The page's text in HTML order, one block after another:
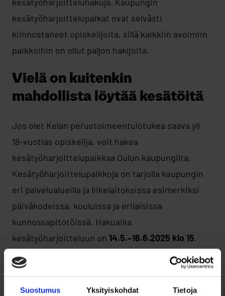
Suostumus Yksityiskohdat Tietoja
kesätyöharjoittelupaikat ovat selvästi
kiinnostaneet opiskelijoita, sillä kaikkiin avoimiin
paikkoihin on ollut paljon hakijoita.
Vielä on kuitenkin
mahdollista löytää kesätöitä
Jos olet Kelan perustoimeentulotukea saava yli
18-vuotias opiskelija, voit hakea
kesätyöharjoittelupaikkaa Oulun kaupungilta.
Kesätyöharjoittelupaikkoja on tarjolla kaupungin
eri palvelualueilla ja liikelaitoksissa esimerkiksi
päiväkodeissa, kouluissa ja erilaisissa
kunnossapitotöissä. Hakuaika
kesätyöharjoitteluun on 14.5.–16.6.2025 klo 15.
Kesätyöharjoitteluun voit hakea, kun
olet opiskelija, mutta et valmistu ammattiin